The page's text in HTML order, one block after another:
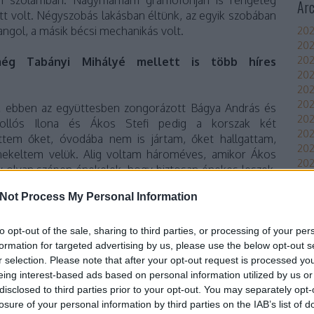
Process My Personal Information
opt-out of the sale, sharing to third parties, or processing of your
for targeted advertising by us, please use the below opt-out
selection. Please note that after your opt-out request is processed
interest-based ads based on personal information utilized by us
to third parties prior to your opt-out. You may separately
of your personal information by third parties on the IAB’s list of
Négyszobás lakásban éltünk, az egyik szobában
a másik bécsi mechanikás volt.
Tabányi Mihályé mellett is több híres
az együttesben zongorázott Bágya András és
Ilona és Ákos Stefi pedig a korszak két
őket, óvodába nem is jártam, őket hallgattam,
velük. Alig voltam hároméves, amikor Ákos
szépen énekelek, hogy biztosan énekes leszek.
én nem leszek énekesnő, hanem fül-orr-gégész,
akiknek fáj a fülük. Nekem ugyanis sokszor fájt
nagybátyám, Kratochwill Ede, Duci bácsi mindig
álmom valóra vált. De amikor énekesnő lettem, akkor is folyamatosan
állapotáról, aminek később nagy hasznát vettem.